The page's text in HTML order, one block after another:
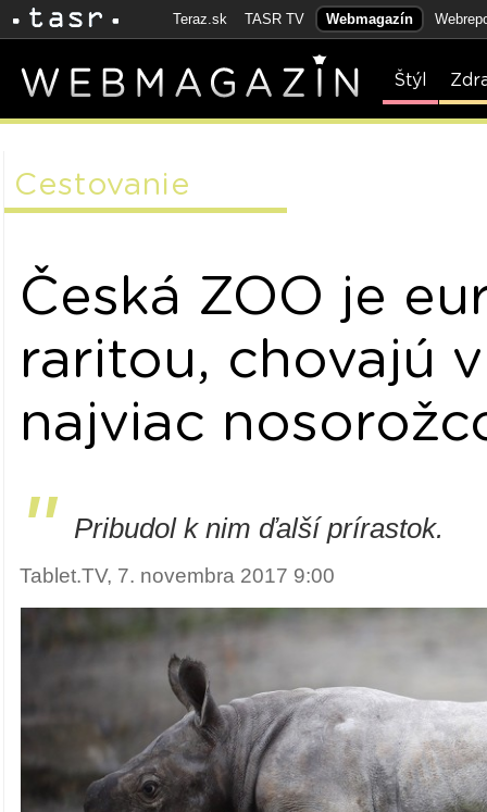
Teraz.sk TASR TV Webmagazín
Štýl
Cestovanie
Česká ZOO je
raritou, chovajú
najviac
" Pribudol k nim ďalší prírastok.
Tablet.TV, 7. novembra 2017 9:00